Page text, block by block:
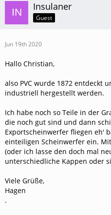
Insulaner
Guest
Jun 19th 2020
Hallo Christian,
also PVC wurde 1872 entdeckt
industriell hergestellt werden.
Ich habe noch so Teile in der
die noch gut sind und dann
Exportscheinwerfer fliegen eh'
einteiligen Scheinwerfer ein.
(oder ich lasse den doch mal
unterschiedliche Kappen oder
Viele Grüße,
Hagen
.